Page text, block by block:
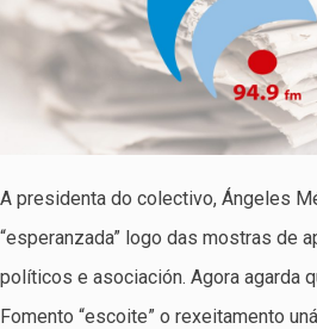
A presidenta do colectivo, Ángeles
“esperanzada” logo das mostras de
políticos e asociación. Agora agarda
Fomento “escoite” o rexeitamento